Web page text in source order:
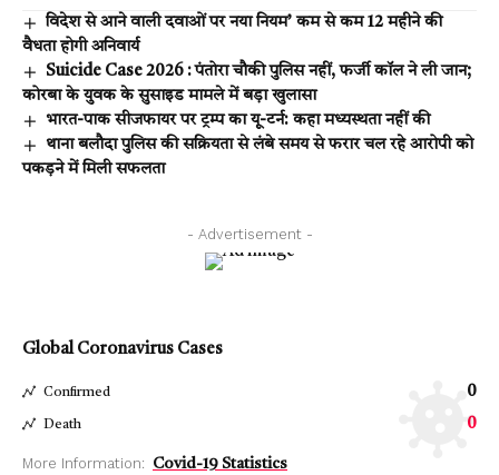
विदेश से आने वाली दवाओं पर नया नियम’ कम से कम 12 महीने की
वैधता होगी अनिवार्य
Suicide Case 2026 : पंतोरा चौकी पुलिस नहीं, फर्जी कॉल ने ली जान;
कोरबा के युवक के सुसाइड मामले में बड़ा खुलासा
भारत-पाक सीजफायर पर ट्रम्प का यू-टर्न: कहा मध्यस्थता नहीं की
थाना बलौदा पुलिस की सक्रियता से लंबे समय से फरार चल रहे आरोपी को
पकड़ने में मिली सफलता
- Advertisement -
Global Coronavirus Cases
Confirmed 0
Death 0
More Information: Covid-19 Statistics